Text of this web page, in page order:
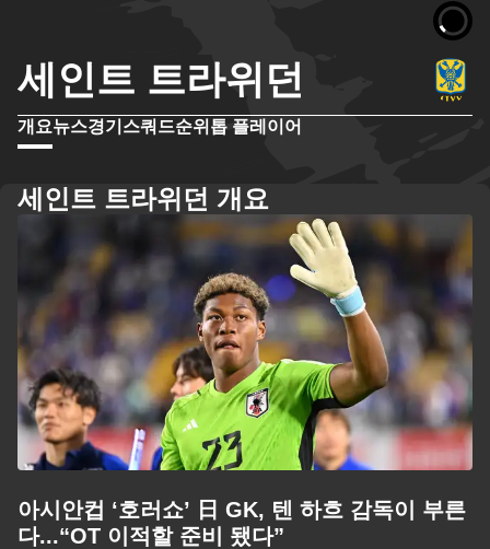
세인트 트라위던
개요뉴스경기 스쿼드순위 톱 플레이어
세인트 트라위던 개요
아시안컵 ‘호러쇼’ 日 GK, 텐 하흐 감독이 부른
다...“OT 이적할 준비 됐다”